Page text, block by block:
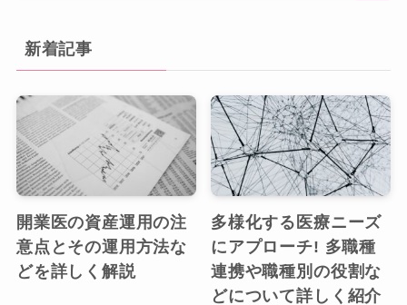
新着記事
開業医の資産運用の注
意点とその運用方法な
どを詳しく解説
多様化する医療ニーズ
にアプローチ! 多職種
連携や職種別の役割な
どについて詳しく紹介